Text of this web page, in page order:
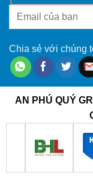
Chia sẻ với chúng
AN PHÚ QUÝ